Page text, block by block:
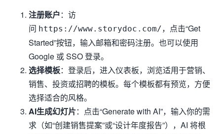
注册账户：访
问 https://www.storydoc.com/，点击“Get
Started”按钮，输入邮箱和密码注册。也可以使用
Google 或 SSO 登录。
选择模板：登录后，进入仪表板，浏览适用于营销、
销售、投资或招聘的模板。每个模板都有预览，方便
选择适合的风格。
AI生成幻灯片：点击“Generate with AI”，输入你的需
求（如“创建销售提案”或“设计年度报告”），AI 将根